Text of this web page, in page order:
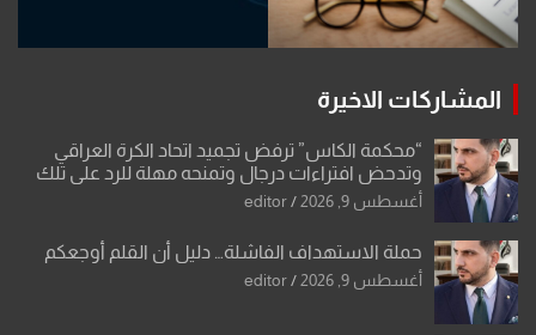
المشاركات الاخيرة
“محكمة الكاس” ترفض تجميد اتحاد الكرة العراقي
وتدحض افتراءات درجال وتمنحه مهلة للرد على تلك
الشكوى
أغسطس 9, 2026 editor
حملة الاستهداف الفاشلة… دليل أن القلم أوجعكم
أغسطس 9, 2026 editor